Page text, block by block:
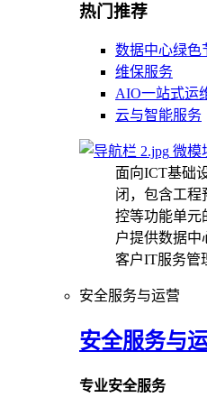
热门推荐
数据中心绿色
维保服务
AIO一站式运
云与智能服务
微模
面向ICT基础
闭，包含工程
控等功能单元
户提供数据
客户IT服务管
安全服务与运营
安全服务与
专业安全服务